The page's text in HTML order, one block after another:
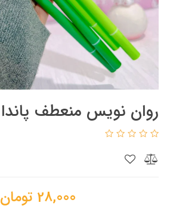
روان نویس منعطف پاندا
28,000 تومان